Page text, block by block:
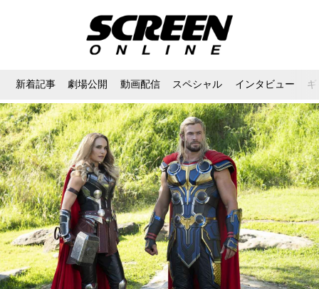
新着記事 劇場公開 動画配信 スペシャル インタビュー